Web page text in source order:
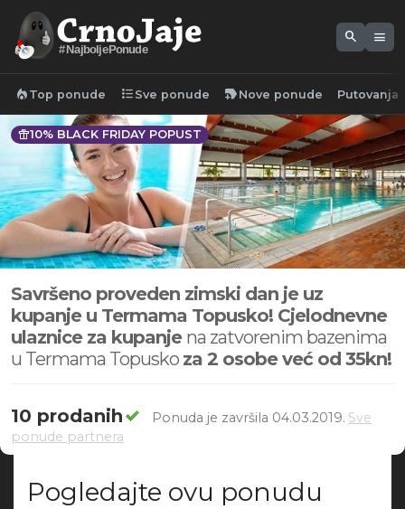
#NajboljePonude
search menu
local_fire_department Top ponude format_list_bulleted Sve ponude new_label Nove ponude Putovanja
featured_seasonal_and_gifts10% BLACK FRIDAY POPUST
Savršeno proveden zimski dan je uz
kupanje u Termama Topusko! Cjelodnevne
ulaznice za kupanje na zatvorenim bazenima
u Termama Topusko za 2 osobe već od 35kn!
10 prodanih Ponuda je završila 04.03.2019. Sve
ponude partnera
Pogledajte ovu ponudu